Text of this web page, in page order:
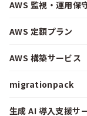
AWS 監視・運用保
AWS 定額プラン
AWS 構築サービス
migrationpack
生成 AI 導入支援サ